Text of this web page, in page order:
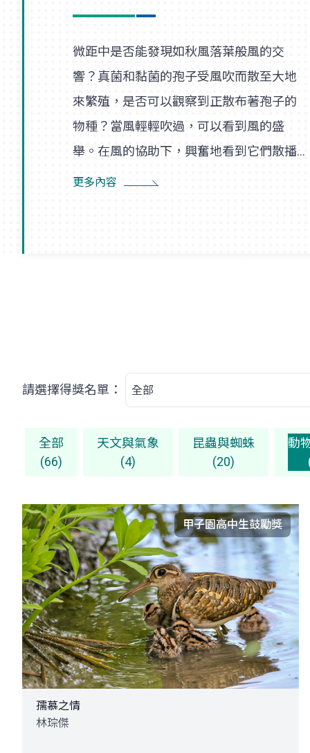
微距中是否能發現如秋風落葉般風的交
響？真菌和黏菌的孢子受風吹而散至大地
來繁殖，是否可以觀察到正散布著孢子的
物種？當風輕輕吹過，可以看到風的盛
舉。在風的協助下，興奮地看到它們散播
孢子的盛況，在精彩過程中也看到了風的
更多內容
請選擇得獎名單：
全部
(66)
天文與氣象
(4)
昆蟲與蜘蛛
(20)
動
甲子園高中生鼓勵獎
孺慕之情
林琮傑